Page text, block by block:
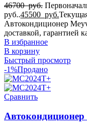
46700руб.
руб..45500 руб.
Автокондиционер
доставкой, гарантией
В избранное
В корзину
Быстрый просмотр
-1%Продано
Сравнить